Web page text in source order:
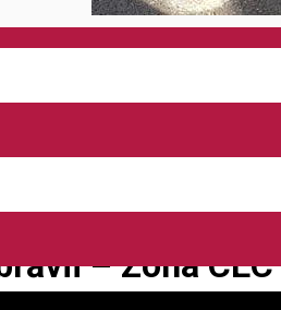
– Zona CEC